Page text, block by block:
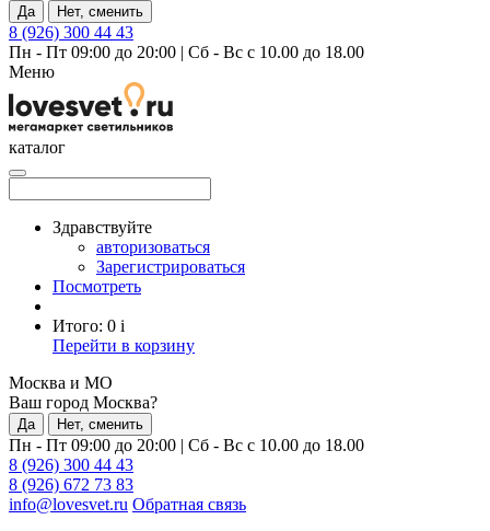
Да Нет, сменить
8 (926) 300 44 43
Пн - Пт 09:00 до 20:00 | Сб - Вс с 10.00 до 18.00
Меню
каталог
Здравствуйте
авторизоваться
Зарегистрироваться
Посмотреть
Итого: 0 i
Перейти в корзину
Москва и МО
Ваш город Москва?
Да Нет, сменить
Пн - Пт 09:00 до 20:00 | Сб - Вс с 10.00 до 18.00
8 (926) 300 44 43
8 (926) 672 73 83
info@lovesvet.ru Обратная связь